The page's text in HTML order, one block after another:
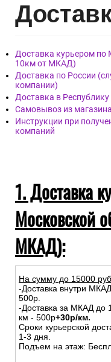
Дост
Доставка курьером по
10км от МКАД)
Доставка по России
компании)
Доставка в
Самовывоз из магазина
Инструкции при
компаний
1. Доставка
Московской
МКАД):
На сумму до 15000
-Доставка внутри
500р.
-Доставка за МКАД до
км - 500р+30р/км.
Сроки курьерской
1-3 дня.
Подъем на этаж: